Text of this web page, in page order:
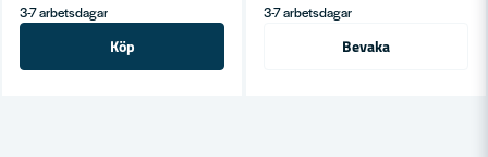
3-7 arbetsdagar
Köp
3-7 arbetsdagar
Bevaka